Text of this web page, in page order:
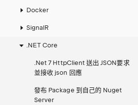
Docker
SignalR
.NET Core
.Net 7 HttpClient 送出 JSON要求
並接收 json 回應
發布 Package 到自己的 Nuget
Server